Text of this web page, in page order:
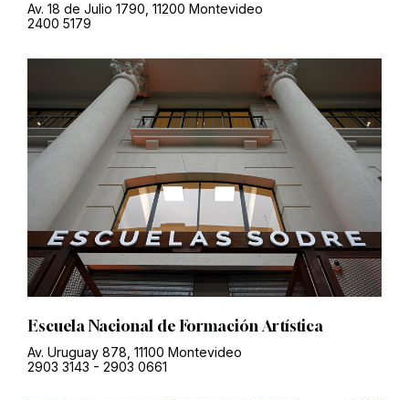
Av. 18 de Julio 1790, 11200 Montevideo
2400 5179
Escuela Nacional de Formación Artística
Av. Uruguay 878, 11100 Montevideo
2903 3143 - 2903 0661